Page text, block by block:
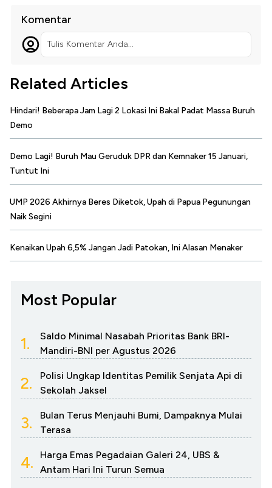
Komentar
Tulis Komentar Anda...
Related Articles
Hindari! Beberapa Jam Lagi 2 Lokasi Ini Bakal Padat Massa Buruh
Demo
Demo Lagi! Buruh Mau Geruduk DPR dan Kemnaker 15 Januari,
Tuntut Ini
UMP 2026 Akhirnya Beres Diketok, Upah di Papua Pegunungan
Naik Segini
Kenaikan Upah 6,5% Jangan Jadi Patokan, Ini Alasan Menaker
Most Popular
1.
Saldo Minimal Nasabah Prioritas Bank BRI-
Mandiri-BNI per Agustus 2026
2.
Polisi Ungkap Identitas Pemilik Senjata Api di
Sekolah Jaksel
3.
Bulan Terus Menjauhi Bumi, Dampaknya Mulai
Terasa
4.
Harga Emas Pegadaian Galeri 24, UBS &
Antam Hari Ini Turun Semua